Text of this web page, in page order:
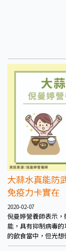
大蒜水真能防
免疫力卡實在
2020-02-07
倪曼婷營養師表示
能，具有抑制病毒
的飲食當中，但光
實對抗肺炎，攝取